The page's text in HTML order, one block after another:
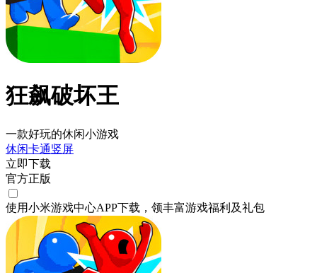
狂飙破坏王
一款好玩的休闲小游戏
休闲卡通竖屏
立即下载
官方正版
使用小米游戏中心APP下载 ，领丰富游戏福利 及礼包